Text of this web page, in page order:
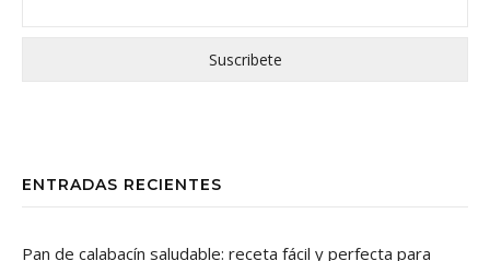
ENTRADAS RECIENTES
Pan de calabacín saludable: receta fácil y perfecta para